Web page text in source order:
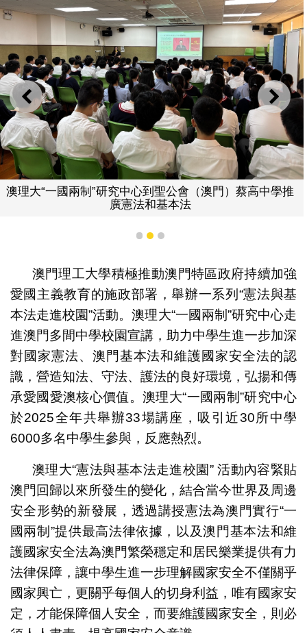
上一則 下一
澳理大“一國兩制”研究中心到聖公會（澳門）蔡高中學推
廣憲法和基本法
1 2 3
澳門理工大學積極推動澳門特區政府持續加強
愛國主義教育的施政部署，舉辦一系列“憲法與基
本法走進校園”活動。澳理大“一國兩制”研究中心走
進澳門多間中學校園宣講，助力中學生進一步加深
對國家憲法、澳門基本法和維護國家安全法的認
識，營造知法、守法、護法的良好環境，弘揚和傳
承愛國愛澳核心價值。澳理大“一國兩制”研究中心
於2025全年共舉辦33場講座，吸引近30所中學
6000多名中學生參與，反應熱烈。
澳理大“憲法與基本法走進校園” 活動內容緊貼
澳門回歸以來所發生的變化，結合當今世界及周邊
安全形勢的新發展，透過講授憲法為澳門實行“一
國兩制”提供最高法律依據，以及澳門基本法和維
護國家安全法為澳門繁榮穩定和居民樂業提供有力
法律保障，讓中學生進一步理解國家安全不僅關乎
國家興亡，更關乎每個人的切身利益，唯有國家安
定，才能保障個人安全，而要維護國家安全，則必